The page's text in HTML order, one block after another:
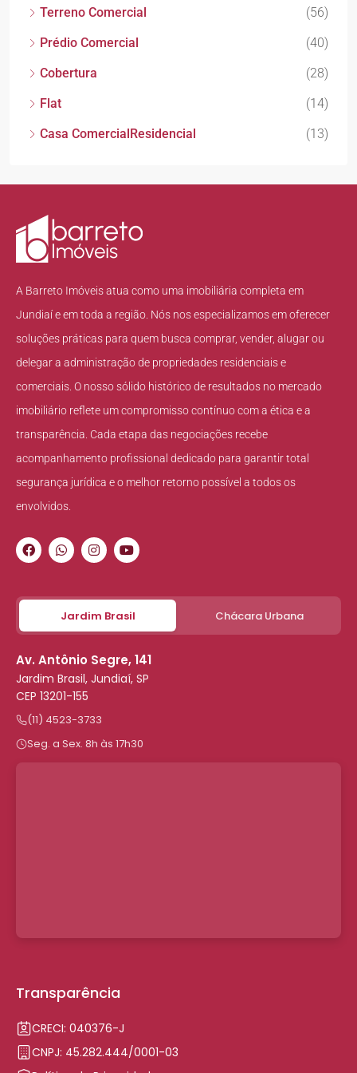
Terreno Comercial
(56)
Prédio Comercial
(40)
Cobertura
(28)
Flat
(14)
Casa ComercialResidencial
(13)
A Barreto Imóveis atua como uma imobiliária completa em
Jundiaí e em toda a região. Nós nos especializamos em oferecer
soluções práticas para quem busca comprar, vender, alugar ou
delegar a administração de propriedades residenciais e
comerciais. O nosso sólido histórico de resultados no mercado
imobiliário reflete um compromisso contínuo com a ética e a
transparência. Cada etapa das negociações recebe
acompanhamento profissional dedicado para garantir total
segurança jurídica e o melhor retorno possível a todos os
envolvidos.
Jardim Brasil Chácara Urbana
Av. Antônio Segre, 141
Jardim Brasil, Jundiaí, SP
CEP 13201-155
(11) 4523-3733
Seg. a Sex. 8h às 17h30
Transparência
CRECI: 040376-J
CNPJ: 45.282.444/0001-03